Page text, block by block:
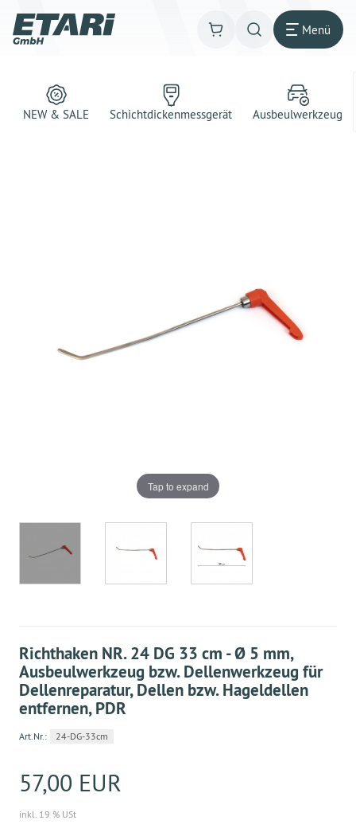
Menü
NEW & SALE Schichtdickenmessgerät Ausbeulwerkzeug
Tap to expand
Richthaken NR. 24 DG 33 cm - Ø 5 mm,
Ausbeulwerkzeug bzw. Dellenwerkzeug für
Dellenreparatur, Dellen bzw. Hageldellen
entfernen, PDR
Art.Nr.: 24-DG-33cm
57,00 EUR
inkl. 19 % USt